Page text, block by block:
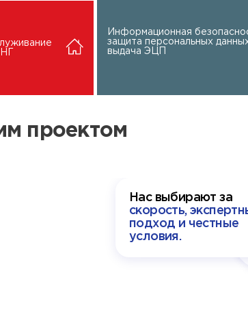
Информационная
защита персональных
выдача ЭЦП
проектом
Нас выбирают за
скорость,
подход и честные
условия.